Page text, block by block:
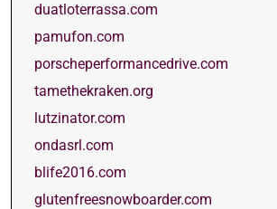
duatloterrassa.com
pamufon.com
porscheperformancedrive.com
tamethekraken.org
lutzinator.com
ondasrl.com
blife2016.com
glutenfreesnowboarder.com